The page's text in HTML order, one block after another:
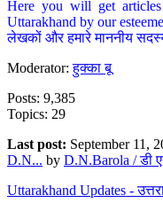
Here you will get
Uttarakhand by our
लेखकों और हमारे माननीय
Moderator:हुक्का बू
Posts: 9,385
Topics: 29
Last post: September 11,
D.N... by D.N.Barola / डी
Uttarakhand Updates -